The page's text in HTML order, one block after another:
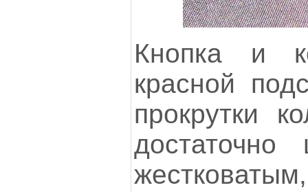
Кнопка и
красной
прокрутки